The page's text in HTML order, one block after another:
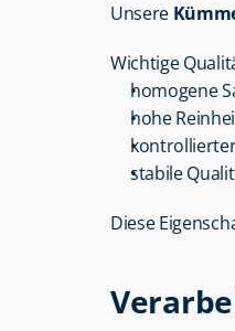
Unsere
Wichtige
homogene
hohe
stabile
Diese